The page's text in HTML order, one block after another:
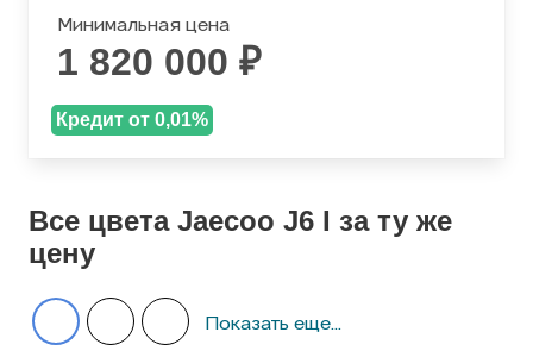
Минимальная цена
1 820 000 ₽
Кредит от 0,01%
Все цвета Jaecoo J6 I за ту же
цену
Показать еще...